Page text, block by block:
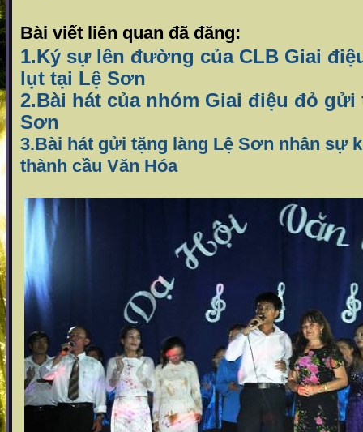
Bài viết liên quan đã đăng:
1.Ký sự lên đường của CLB Giai
lụt tại Lệ Sơn
2.Bài hát của nhóm Giai điệu đỏ gửi
Sơn
3.Bài hát gửi tặng làng Lệ Sơn nhân sự
thành cầu Văn Hóa